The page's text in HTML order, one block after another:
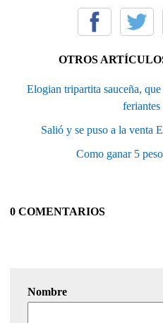
OTROS
Elogian tripartita sauceña,
feriantes
Salió y se puso a la venta
Como ganar 5
0 COMENTARIOS
Nombre